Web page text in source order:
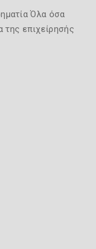
Όλα όσα
της επιχείρησής